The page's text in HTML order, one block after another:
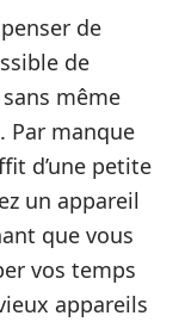
de
de
sans même
. Par manque
d’une petite
un appareil
que vous
vos temps
appareils